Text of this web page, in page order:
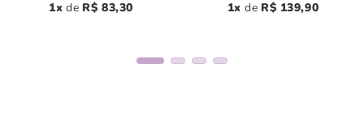
1 R$ 83,30 1 R$ 139,90